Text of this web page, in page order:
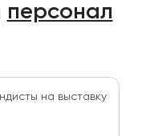
персонал
на выставку